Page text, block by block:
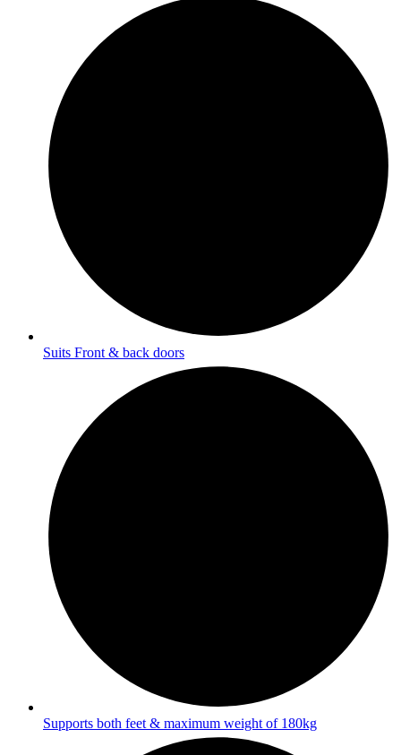
Suits Front & back doors
Supports both feet & maximum weight of 180kg